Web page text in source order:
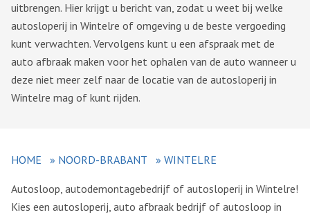
uitbrengen. Hier krijgt u bericht van, zodat u weet bij welke
autosloperij in Wintelre of omgeving u de beste vergoeding
kunt verwachten. Vervolgens kunt u een afspraak met de
auto afbraak maken voor het ophalen van de auto wanneer u
deze niet meer zelf naar de locatie van de autosloperij in
Wintelre mag of kunt rijden.
HOME » NOORD-BRABANT » WINTELRE
Autosloop, autodemontagebedrijf of autosloperij in Wintelre!
Kies een autosloperij, auto afbraak bedrijf of autosloop in